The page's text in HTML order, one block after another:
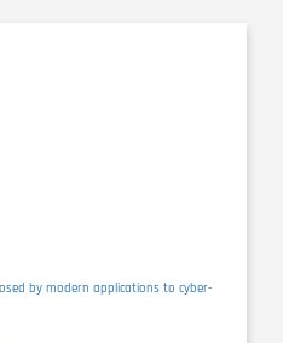
by modern applications to cyber-